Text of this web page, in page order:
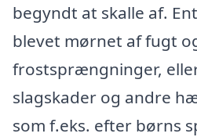
begyndt at skalle af.
blevet mørnet af fugt
frostsprængninger,
slagskader og andre
som f.eks. efter børns